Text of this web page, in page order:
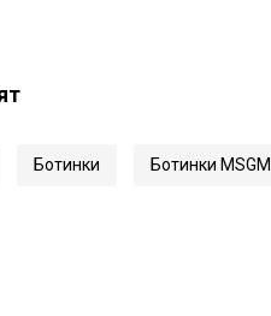
Ботинки Ботинки MSGM